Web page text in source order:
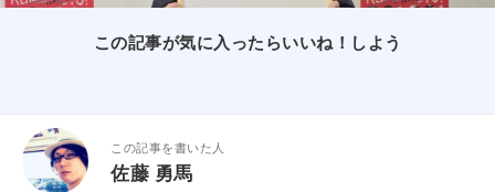
この記事が気に入ったらいいね！しよう
この記事を書いた人
佐藤 勇馬